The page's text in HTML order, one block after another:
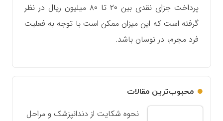
پرداخت جزای نقدی بین ۲۰ تا ۸۰ میلیون ریال در نظر
گرفته است که این میزان ممکن است با توجه به فعلیت
فرد مجرم، در نوسان باشد.
محبوب‌ترین مقالات
نحوه شکایت از دندانپزشک و مراحل